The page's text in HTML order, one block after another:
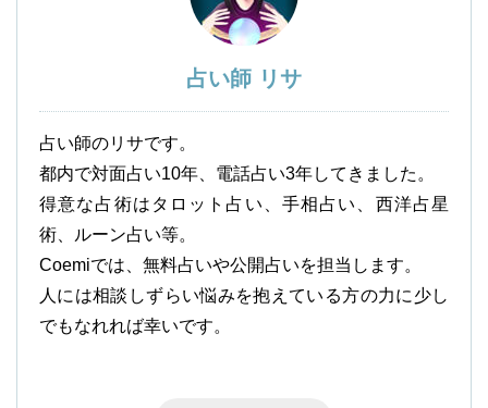
占い師 リサ
占い師のリサです。
都内で対面占い10年、電話占い3年してきました。
得意な占術はタロット占い、手相占い、西洋占星
術、ルーン占い等。
Coemiでは、無料占いや公開占いを担当します。
人には相談しずらい悩みを抱えている方の力に少し
でもなれれば幸いです。